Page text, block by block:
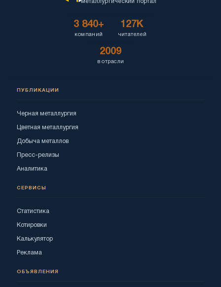
металлургический портал
3 840+
компаний
127K
читателей
2009
в отрасли
ПУБЛИКАЦИИ
Черная металлургия
Цветная металлургия
Добыча металлов
Пресс-релизы
Аналитика
СЕРВИСЫ
Статистика
Котировки
Калькулятор
Реклама
ОБЪЯВЛЕНИЯ